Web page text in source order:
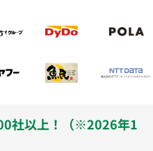
社以上！（※2026年1